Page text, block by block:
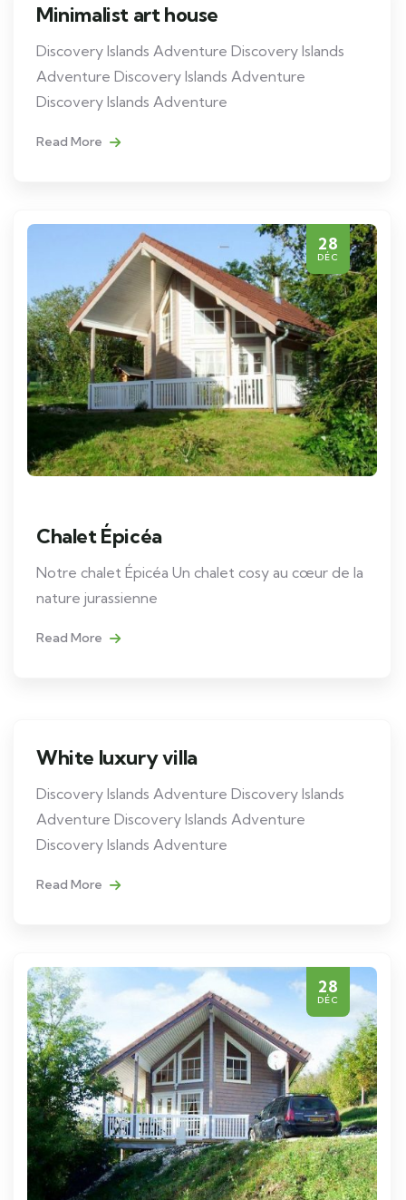
Minimalist art house
Discovery Islands Adventure Discovery Islands
Adventure Discovery Islands Adventure
Discovery Islands Adventure
Read More
28
DÉC
Chalet Épicéa
Notre chalet Épicéa Un chalet cosy au cœur de la
nature jurassienne
Read More
White luxury villa
Discovery Islands Adventure Discovery Islands
Adventure Discovery Islands Adventure
Discovery Islands Adventure
Read More
28
DÉC